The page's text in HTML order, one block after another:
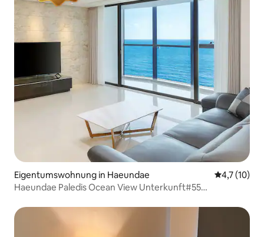
Eigentumswohnung in Haeundae
4,7 (10)
Haeundae Paledis Ocean View Unterkunft#55
möglich#BeachfrontStay#DL2